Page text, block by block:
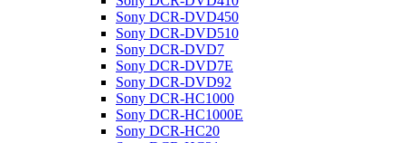
Sony DCR-DVD450
Sony DCR-DVD510
Sony DCR-DVD7
Sony DCR-DVD7E
Sony DCR-DVD92
Sony DCR-HC1000
Sony DCR-HC1000E
Sony DCR-HC20